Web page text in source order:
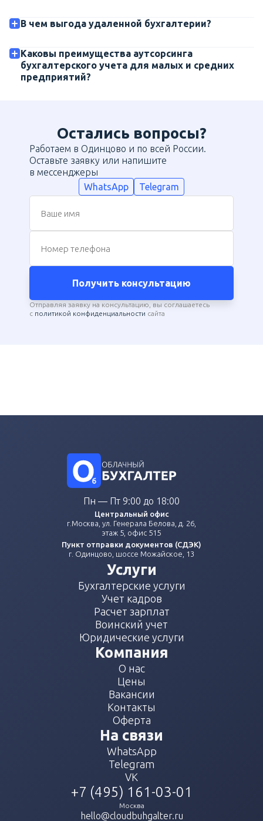
В чем выгода удаленной бухгалтерии?
Каковы преимущества аутсорсинга
бухгалтерского учета для малых и средних
предприятий?
Остались вопросы?
Работаем в Одинцово и по всей России.
Оставьте заявку или напишите
в мессенджеры
WhatsApp
Telegram
Ваше имя
Номер телефона
Получить консультацию
Отправляя заявку на консультацию, вы соглашаетесь
с политикой конфиденциальности сайта
Пн — Пт 9:00 до 18:00
Центральный офис
г.Москва, ул. Генерала Белова, д. 26,
этаж 5, офис 515
Пункт отправки документов (СДЭК)
г. Одинцово, шоссе Можайское, 13
Услуги
Бухгалтерские услуги
Учет кадров
Расчет зарплат
Воинский учет
Юридические услуги
Компания
О нас
Цены
Вакансии
Контакты
Оферта
На связи
WhatsApp
Telegram
VK
+7 (495) 161-03-01
Москва
hello@cloudbuhgalter.ru